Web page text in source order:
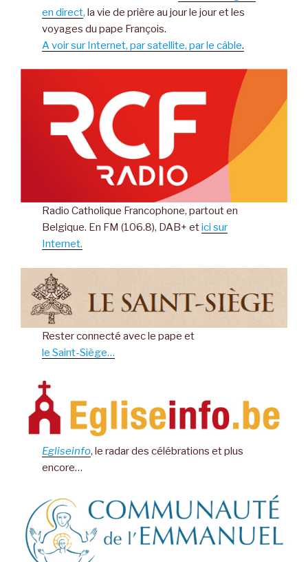
en direct, la vie de prière au jour le jour et les
voyages du pape François.
A voir sur Internet, par satellite, par le câble.
Radio Catholique Francophone, partout en
Belgique. En FM (106.8), DAB+ etici sur
Internet.
Rester connecté avec le pape et
le Saint-Siège…
Egliseinfo, le radar des célébrations et plus
encore…